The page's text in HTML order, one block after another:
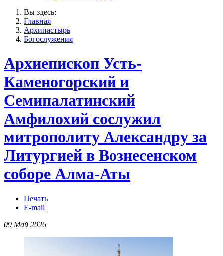
Вы здесь:
Главная
Архипастырь
Богослужения
Архиепископ Усть-
Каменогорский и
Семипалатинский
Амфилохий сослужил
митрополиту Александру за
Литургией в Вознесенском
соборе Алма-Аты
Печать
E-mail
09 Май 2026